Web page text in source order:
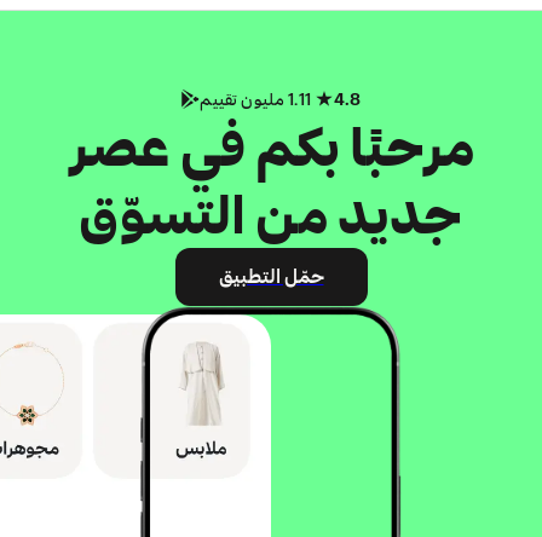
4.8
مرحبًا بكم في عصر
جديد من التسوّق
حمّل التطبيق